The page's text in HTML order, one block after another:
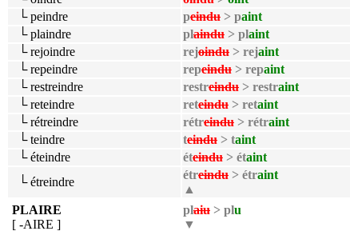
└ peindre
peindu > paint
└ plaindre
plaindu > plaint
└ rejoindre
rejoindu > rejaint
└ repeindre
repeindu > repaint
└ restreindre
restreindu > restraint
└ reteindre
reteindu > retaint
└ rétreindre
rétreindu > rétraint
└ teindre
teindu > taint
└ éteindre
éteindu > étaint
└ étreindre
étreindu > étraint
▲
PLAIRE
[ -AIRE ]
plaiu > plu
▼